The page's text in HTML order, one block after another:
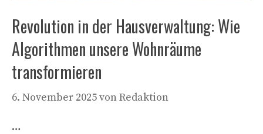
Revolution in der Hausverwaltung: Wie
Algorithmen unsere Wohnräume
transformieren
6. November 2025vonRedaktion
…